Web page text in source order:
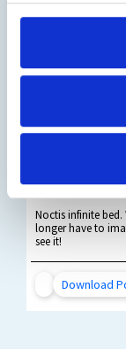
Noctis infinite bed.
longer have to
see it!
Download